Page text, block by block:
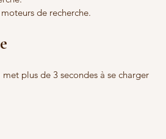
de recherche.
plus de 3 secondes à se charger